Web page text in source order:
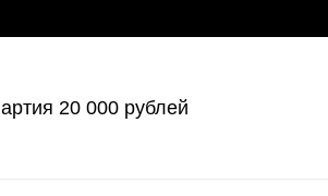
20 000 рублей